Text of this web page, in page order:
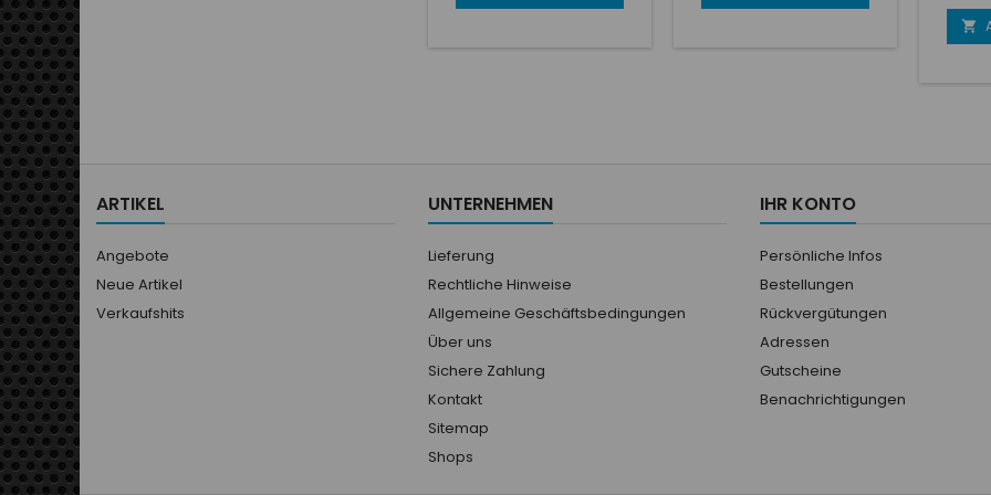
robuste, des velcros et
aux personnes corpulentes

ARTIKEL
Angebote
Neue Artikel
Verkaufshits
UNTERNEHMEN
Lieferung
Rechtliche Hinweise
Allgemeine Geschäftsbedingungen
Über uns
Sichere Zahlung
Kontakt
Sitemap
Shops
IHR KONTO
Persönliche Infos
Bestellungen
Rückvergütungen
Adressen
Gutscheine
Benachrichtigungen